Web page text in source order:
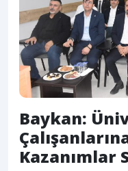
Baykan:
Kazanımlar